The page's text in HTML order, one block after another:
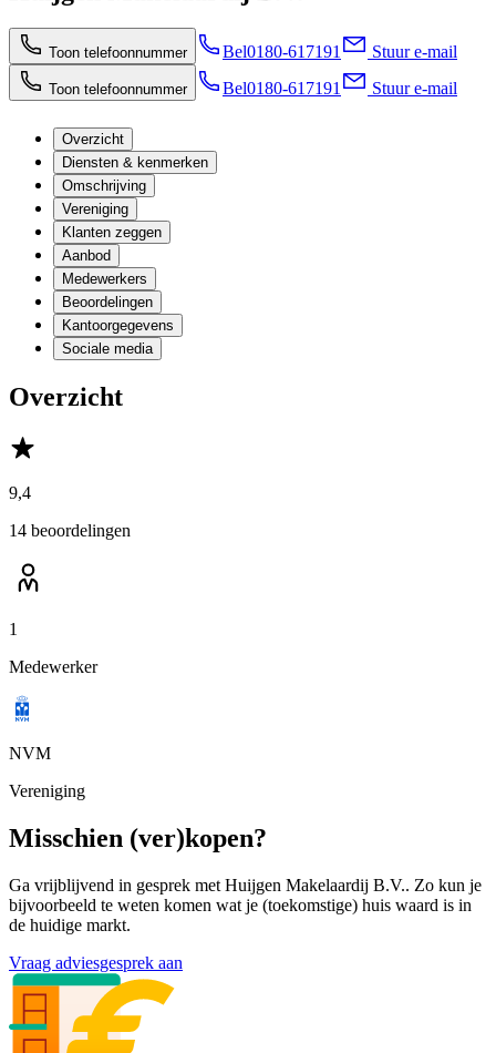
Toon telefoonnummer Bel0180-617191 Stuur e-mail
Toon telefoonnummer Bel0180-617191 Stuur e-mail
Overzicht
Diensten & kenmerken
Omschrijving
Vereniging
Klanten zeggen
Aanbod
Medewerkers
Beoordelingen
Kantoorgegevens
Sociale media
Overzicht
9,4
14 beoordelingen
1
Medewerker
NVM
Vereniging
Misschien (ver)kopen?
Ga vrijblijvend in gesprek met Huijgen Makelaardij B.V.. Zo kun je
bijvoorbeeld te weten komen wat je (toekomstige) huis waard is in
de huidige markt.
Vraag adviesgesprek aan